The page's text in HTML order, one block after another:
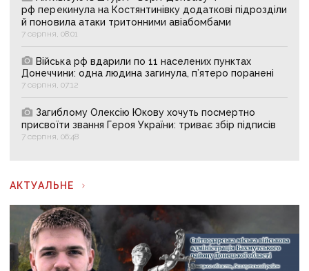
рф перекинула на Костянтинівку додаткові підрозділи
й поновила атаки тритонними авіабомбами
7 серпня, 08:01
Війська рф вдарили по 11 населених пунктах
Донеччини: одна людина загинула, п’ятеро поранені
7 серпня, 07:12
Загиблому Олексію Юкову хочуть посмертно
присвоїти звання Героя України: триває збір підписів
7 серпня, 06:48
АКТУАЛЬНЕ